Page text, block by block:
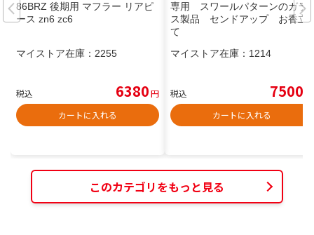
86BRZ 後期用 マフラー リアピ
ース zn6 zc6
マイストア在庫： 2255
税込 6380円
カートに入れる
専用 スワールパターンのガラ
ス製品 センドアップ お香立
て
マイストア在庫： 1214
税込 7500
カートに入れる
このカテゴリをもっと見る